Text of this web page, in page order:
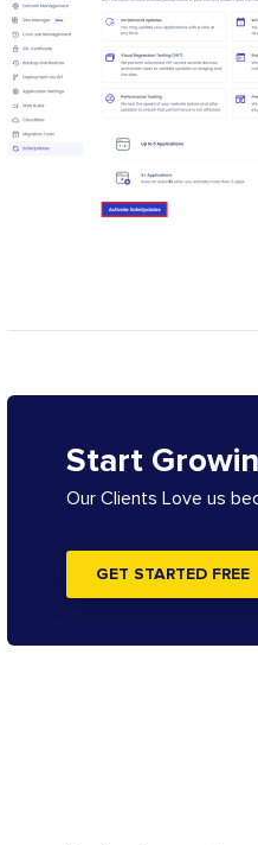
Start
Our Clients Love us
GET STARTED FREE